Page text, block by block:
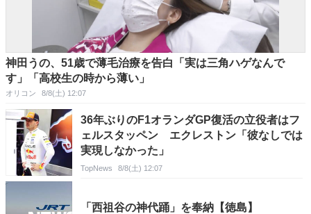
神田うの、51歳で薄毛治療を告白「実は三角ハゲなんで
す」「高校生の時から薄い」
オリコン 8/8(土) 12:07
36年ぶりのF1オランダGP復活の立役者はフ
ェルスタッペン エクレストン「彼なしでは
実現しなかった」
TopNews 8/8(土) 12:07
「西祖谷の神代踊」を奉納【徳島】